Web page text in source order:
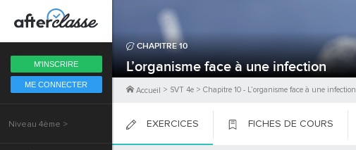
CHAPITRE10
L’organisme face à une infection
Accueil > SVT 4e > Chapitre 10 - L’organisme face à une infection
EXERCICES FICHES DE COURS
M'INSCRIRE
ME CONNECTER
Niveau 4ème >
Fermer
6ème
5ème